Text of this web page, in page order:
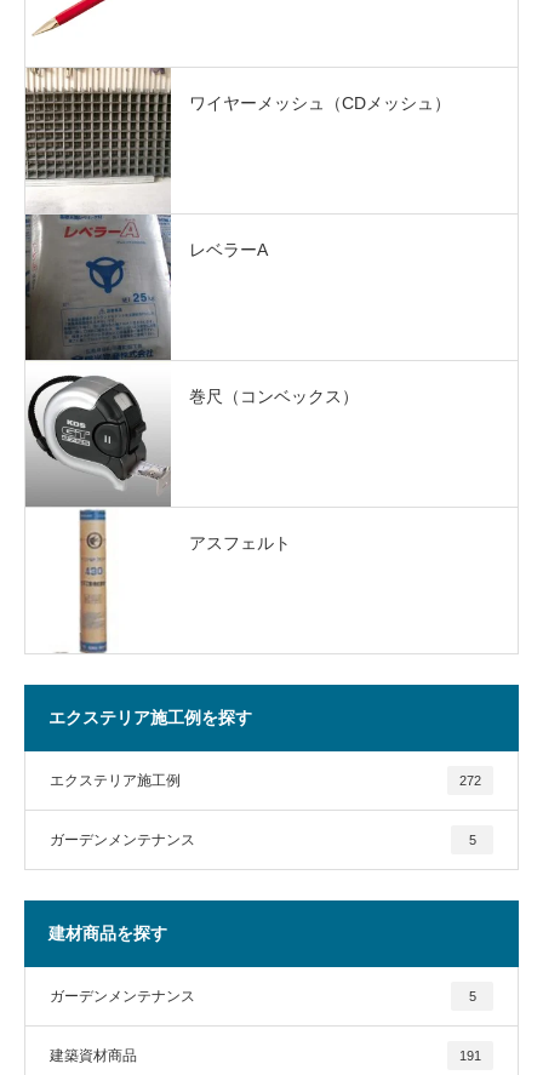
ワイヤーメッシュ（CDメッシュ）
レベラーA
巻尺（コンベックス）
アスフェルト
エクステリア施工例を探す
エクステリア施工例 272
ガーデンメンテナンス 5
建材商品を探す
ガーデンメンテナンス 5
建築資材商品 191